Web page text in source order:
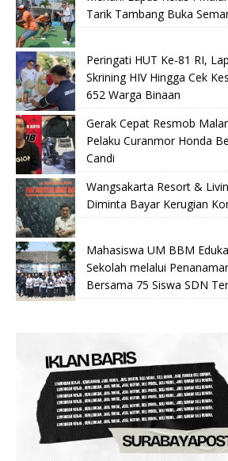
Tarik Tambang Buka
Peringati HUT Ke-81 RI,
Skrining HIV Hingga Cek
652 Warga Binaan
Gerak Cepat Resmob
Pelaku Curanmor Honda
Candi
Wangsakarta Resort &
Diminta Bayar Kerugian
Mahasiswa UM BBM
Sekolah melalui
Bersama 75 Siswa SDN